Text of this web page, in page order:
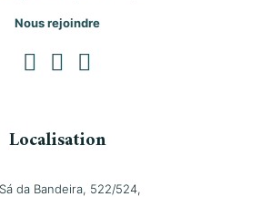
Nous rejoindre
Localisation
da Bandeira, 522/524,